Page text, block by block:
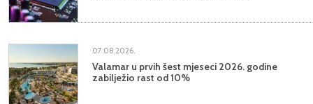
07.08.2026.
Valamar u prvih šest mjeseci 2026. godine
zabilježio rast od 10%